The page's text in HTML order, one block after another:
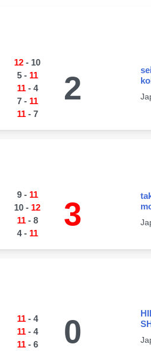
12 - 10
5- 11
11- 4
7- 11
11- 7
2
9- 11
10 - 12
11- 8
4- 11
3
11- 4
11- 4
11- 6 0